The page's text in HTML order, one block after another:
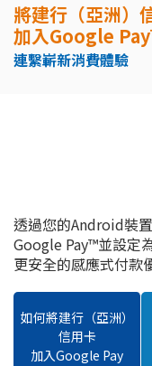
將建行（亞洲）
加入Google
連繫嶄新消費體驗
透過您的Android裝
Google Pay™並設定
更安全的感應式付款
如何將建行（亞洲）
信用卡
加入Google Pay